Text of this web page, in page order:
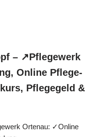
– ↗️Pflegewerk
Online Pflege-
Pflegegeld &
Ortenau: ✓Online